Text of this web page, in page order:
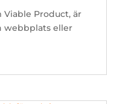
Viable Product, är
webbplats eller